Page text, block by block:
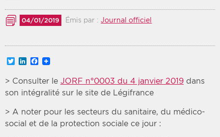
Inversé
04/01/2019 Émis par :Journal officiel
TwitterLinkedInFacebook
> Consulter le JORF n°0003 du 4 janvier 2019 dans
son intégralité sur le site de Légifrance
> A noter pour les secteurs du sanitaire, du médico-
social et de la protection sociale ce jour :